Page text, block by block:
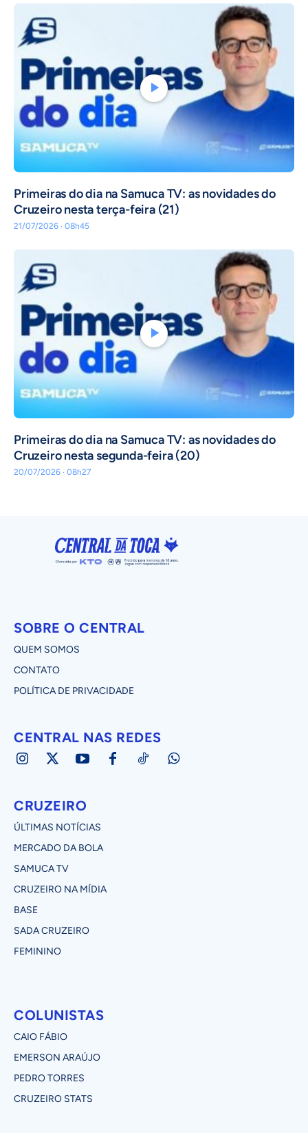
Primeiras do dia na Samuca TV: as novidades do
Cruzeiro nesta terça-feira (21)
21/07/2026 · 08h45
Primeiras do dia na Samuca TV: as novidades do
Cruzeiro nesta segunda-feira (20)
20/07/2026 · 08h27
SOBRE O CENTRAL
QUEM SOMOS
CONTATO
POLÍTICA DE PRIVACIDADE
CENTRAL NAS REDES
CRUZEIRO
ÚLTIMAS NOTÍCIAS
MERCADO DA BOLA
SAMUCA TV
CRUZEIRO NA MÍDIA
BASE
SADA CRUZEIRO
FEMININO
COLUNISTAS
CAIO FÁBIO
EMERSON ARAÚJO
PEDRO TORRES
CRUZEIRO STATS